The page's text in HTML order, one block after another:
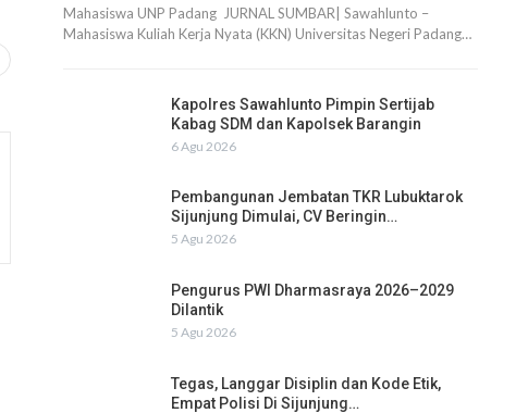
Mahasiswa UNP Padang JURNAL SUMBAR| Sawahlunto –
Mahasiswa Kuliah Kerja Nyata (KKN) Universitas Negeri Padang…
Kapolres Sawahlunto Pimpin Sertijab
Kabag SDM dan Kapolsek Barangin
6 Agu 2026
Pembangunan Jembatan TKR Lubuktarok
Sijunjung Dimulai, CV Beringin…
5 Agu 2026
Pengurus PWI Dharmasraya 2026–2029
Dilantik
5 Agu 2026
Tegas, Langgar Disiplin dan Kode Etik,
Empat Polisi Di Sijunjung…